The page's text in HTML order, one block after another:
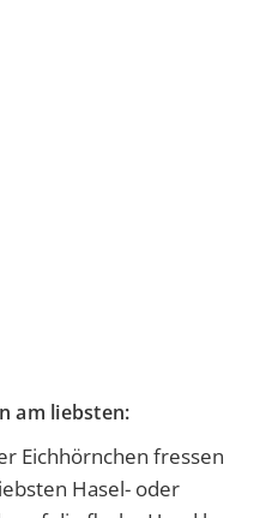
am liebsten:
Eichhörnchen fressen
Hasel- oder